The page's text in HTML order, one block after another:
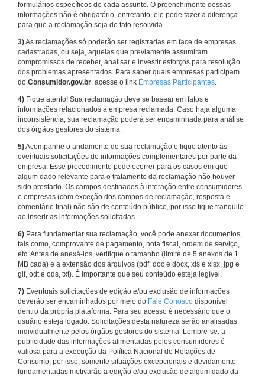
formulários específicos de cada assunto. O preenchimento dessas
informações não é obrigatório, entretanto, ele pode fazer a diferença
para que a reclamação seja de fato resolvida.
3)As reclamações só poderão ser registradas em face de empresas
cadastradas, ou seja, aquelas que previamente assumiram
compromissos de receber, analisar e investir esforços para resolução
dos problemas apresentados. Para saber quais empresas participam
do Consumidor.gov.br, acesse o link Empresas Participantes.
4) Fique atento! Sua reclamação deve se basear em fatos e
informações relacionados à empresa reclamada. Caso haja alguma
inconsistência, sua reclamação poderá ser encaminhada para análise
dos órgãos gestores do sistema.
5)Acompanhe o andamento de sua reclamação e fique atento às
eventuais solicitações de informações complementares por parte da
empresa. Esse procedimento pode ocorrer para os casos em que
algum dado relevante para o tratamento da reclamação não houver
sido prestado. Os campos destinados à interação entre consumidores
e empresas (com exceção dos campos de reclamação, resposta e
comentário final) não são de conteúdo público, por isso fique tranquilo
ao inserir as informações solicitadas.
6) Para fundamentar sua reclamação, você pode anexar documentos,
tais como, comprovante de pagamento, nota fiscal, ordem de serviço,
etc. Antes de anexá-los, verifique o tamanho (limite de 5 anexos de 1
MB cada) e a extensão dos arquivos (pdf, doc e docx, xls e xlsx, jpg e
gif, odt e ods, txt). É importante que seu conteúdo esteja legível.
7) Eventuais solicitações de edição e/ou exclusão de informações
deverão ser encaminhados por meio do Fale Conosco disponível
dentro da própria plataforma. Para seu acesso é necessário que o
usuário esteja logado. Solicitações desta natureza serão analisadas
individualmente pelos órgãos gestores do sistema. Lembre-se: a
publicidade das informações alimentadas pelos consumidores é
valiosa para a execução da Política Nacional de Relações de
Consumo, por isso, somente situações excepcionais e devidamente
fundamentadas motivarão a edição e/ou exclusão de algum dado da